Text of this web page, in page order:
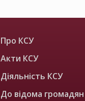
Про КСУ
Акти КСУ
Діяльність КСУ
До відома громадян